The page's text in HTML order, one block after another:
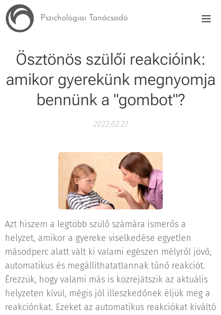
Pszichológiai Tanácsadó
Ösztönös szülői reakcióink:
amikor gyerekünk megnyomja
bennünk a "gombot"?
2022.02.27
Azt hiszem a legtöbb szülő számára ismerős a
helyzet, amikor a gyereke viselkedése egyetlen
másodperc alatt vált ki valami egészen mélyről jövő,
automatikus és megállíthatatlannak tűnő reakciót.
Érezzük, hogy valami más is közrejátszik az aktuális
helyzeten kívül, mégis jól illeszkedőnek éljük meg a
reakciónkat. Ezeket az automatikus reakciókat kiváltó